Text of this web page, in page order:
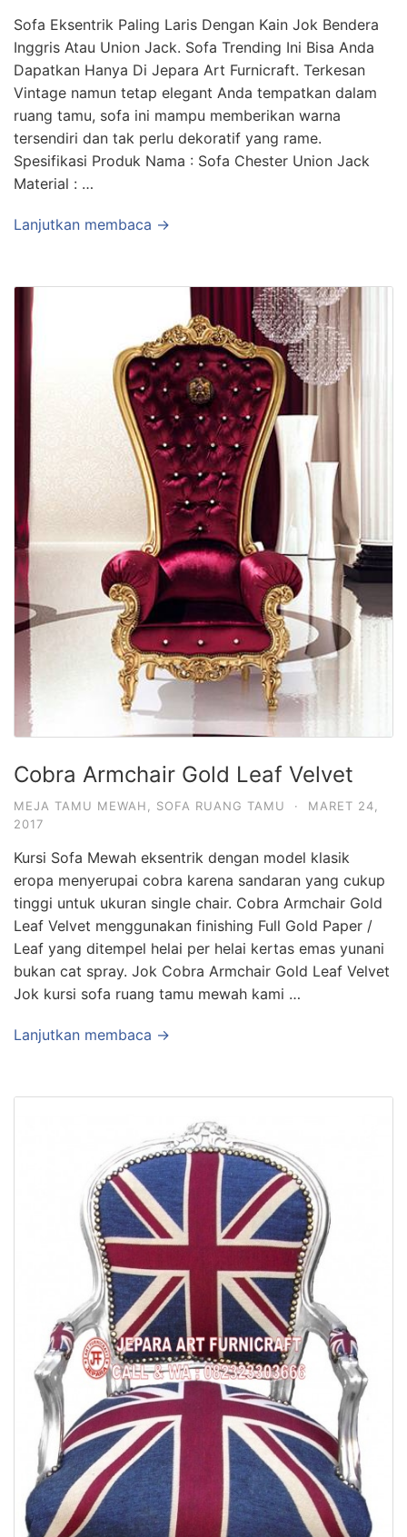
Sofa Eksentrik Paling Laris Dengan Kain Jok Bendera
Inggris Atau Union Jack. Sofa Trending Ini Bisa Anda
Dapatkan Hanya Di Jepara Art Furnicraft. Terkesan
Vintage namun tetap elegant Anda tempatkan dalam
ruang tamu, sofa ini mampu memberikan warna
tersendiri dan tak perlu dekoratif yang rame.
Spesifikasi Produk Nama : Sofa Chester Union Jack
Material : …
Lanjutkan membaca →
Cobra Armchair Gold Leaf Velvet
MEJA TAMU MEWAH SOFA RUANG TAMU ·
MARET 24,
2017
Kursi Sofa Mewah eksentrik dengan model klasik
eropa menyerupai cobra karena sandaran yang cukup
tinggi untuk ukuran single chair. Cobra Armchair Gold
Leaf Velvet menggunakan finishing Full Gold Paper /
Leaf yang ditempel helai per helai kertas emas yunani
bukan cat spray. Jok Cobra Armchair Gold Leaf Velvet
Jok kursi sofa ruang tamu mewah kami …
Lanjutkan membaca →